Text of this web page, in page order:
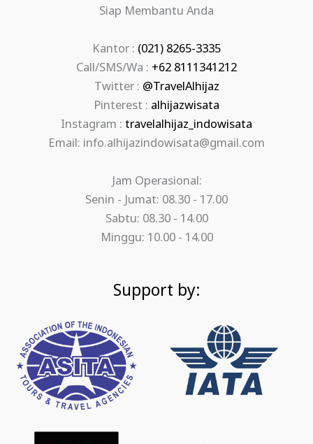
Siap Membantu Anda
Kantor : (021) 8265-3335
Call/SMS/Wa : +62 8111341212
Twitter : @TravelAlhijaz
Pinterest : alhijazwisata
Instagram : travelalhijaz_indowisata
Email: info.alhijazindowisata@gmail.com
Jam Operasional:
Senin - Jumat: 08.30 - 17.00
Sabtu: 08.30 - 14.00
Minggu: 10.00 - 14.00
Support by: